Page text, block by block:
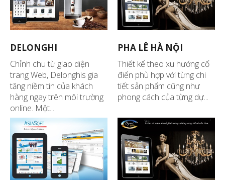
DELONGHI
Chỉnh chu từ giao diện
trang Web, Delonghis gia
tăng niềm tin của khách
hàng ngay trên môi trường
online. Một...
PHA LÊ HÀ NỘI
Thiết kế theo xu hướng cổ
điển phù hợp với từng chi
tiết sản phẩm cũng như
phong cách của từng dự...